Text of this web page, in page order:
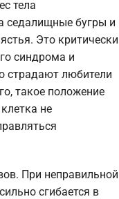
тела
седалищные бугры и
Это критически
синдрома и
страдают любители
такое положение
не
При неправильной
сгибается в